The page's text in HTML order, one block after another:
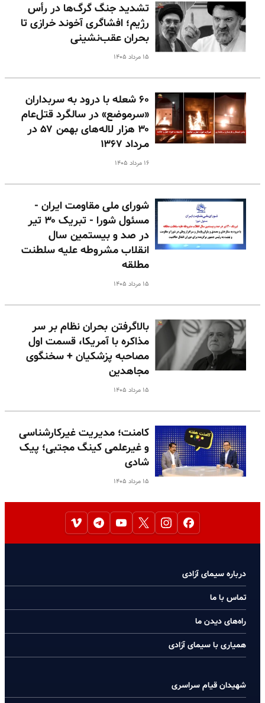
تشدید جنگ گرگ‌ها در رأس
رژیم؛ افشاگری آخوند خرازی تا
بحران عقب‌نشینی
۱۵ مرداد ۱۴۰۵
۶۰ شعله با درود به سربداران
«سرموضع» در سالگرد قتل‌عام
۳۰ هزار لاله‌های بهمن ۵۷ در
مـرداد ۱۳۶۷
۱۶ مرداد ۱۴۰۵
شورای ملی مقاومت ایران -
مسئول شورا - تبریک ۳۰ تیر
در صد و بیستمین سال
انقلاب مشروطه علیه سلطنت
مطلقه
۱۵ مرداد ۱۴۰۵
بالا‌گرفتن بحران نظام بر سر
مذاکره با آمریکا، قسمت اول
مصاحبه پزشکیان + سخنگوی
مجاهدین
۱۵ مرداد ۱۴۰۵
کامنت؛ مدیریت غیرکارشناسی
و غیرعلمی کینگ مجتبی؛ پیک
شادی
۱۵ مرداد ۱۴۰۵
درباره سیمای آزادی
تماس با ما
راه‌های دیدن ما
همیاری با سیمای آزادی
شهیدان قیام سراسری